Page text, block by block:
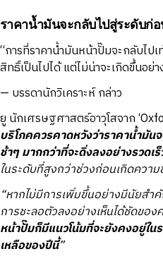
ราคาน้ำมันจะกลับไปสู่ระดับก่
“การที่ราคาน้ำมันหน้าปั๊มจะกลับไป
สิทธิ์เป็นไปได้ แต่ไม่น่าจะเกิดขึ้นอย่า
— บรรดานักวิเคราะห์ กล่าว
ยู นักเศรษฐศาสตร์อาวุโสจาก
บริโภคควรคาดหวังว่าราคาน้ำมั
ช้าๆ มากกว่าที่จะดิ่งลงอย่างรวดเร็
ในระดับที่สูงกว่าช่วงก่อนเกิดควา
“หากไม่มีการเพิ่มขึ้นอย่างมีนัยส
การชะลอตัวลงอย่างเห็นได้ชัดขอ
หน้าปั๊มก็มีแนวโน้มที่จะยังคงอยู่ใน
เหลือของปีนี้”